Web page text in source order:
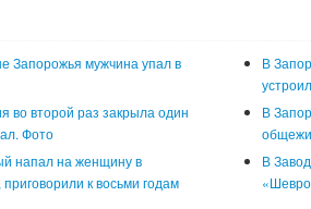
Запорожья мужчина упал в
В
во второй раз закрыла один
Фото
В
напал на женщину в
к восьми годам
В